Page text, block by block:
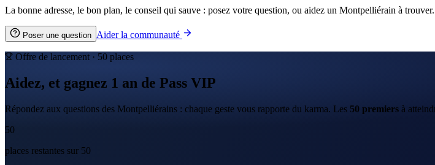
La bonne adresse, le bon plan, le conseil qui sauve : posez votre question, ou aidez un Montpelliérain à
Poser une question Aider la communauté
Offre de lancement · 50 places
Aidez, et gagnez 1 an de Pass VIP
Répondez aux questions des Montpelliérains : chaque geste vous rapporte du karma. Les 50 premiers à
50
places restantes sur 50